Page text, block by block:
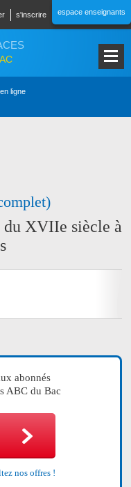
s'inscrire espace enseignants
ligne
du XVIIe siècle à
abonnés
ABC du Bac
nos offres !